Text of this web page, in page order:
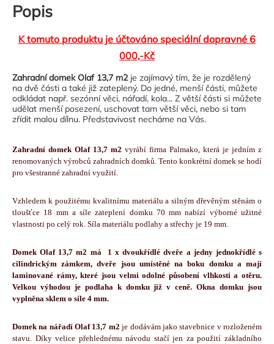
Popis
K tomuto produktu je účtováno speciální dopravné 6
000,-Kč
Zahradní domek Olaf 13,7 m2je zajímavý tím, že je rozdělený
na dvě části a také již zateplený. Do jedné, menší části, můžete
odkládat např. sezónní věci, nářadí, kola... Z větší části si můžete
udělat menší posezení, uschovat tam větší věci, nebo si tam
zřídit malou dílnu. Představivost necháme na Vás.
Zahradní domek Olaf 13,7 m2 vyrábí firma Palmako, která je jedním z
renomovaných výrobců zahradních domků. Tento konkrétní domek se hodí
pro všestranné zahradní využití.
Vzhledem k použitému kvalitnímu materiálu a silným dřevěným stěnám o
tloušťce 18 mm a síle zateplení domku 70 mm nabízí výborné užitné
vlastnosti po celý rok. Síla materiálu podlahy a střechy je 19 mm.
Domek Olaf 13,7 m2 má  1 x dvoukřídlé dveře a jedny jednokřídlé s
cilindrickým zámkem, dveře jsou umístěné na boku domku a mají
laminované rámy, které jsou velmi odolné působení vlhkosti a otěru.
Velkou výhodou je podlaha k domku již v ceně. Okna domku jsou
vyplněna sklem o síle 4 mm.
Domek na nářadí Olaf 13,7 m2 je dodávám jako stavebnice v rozloženém
stavu. Díky velice přehlednému návodu stačí jen za použití základního